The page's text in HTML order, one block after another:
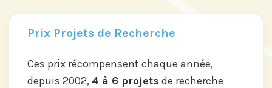
Prix Projets de Recherche
Ces prix récompensent chaque année,
depuis 2002, 4 à 6 projets de recherche